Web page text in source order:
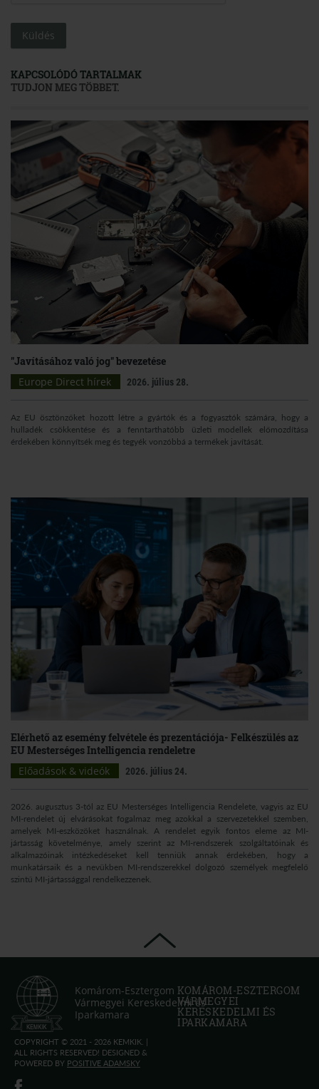
Küldés
KAPCSOLÓDÓ TARTALMAK
TUDJON MEG TÖBBET.
"Javításához való jog" bevezetése
Europe Direct hírek
2026. július 28.
Az EU ösztönzőket hozott létre a gyártók és a fogyasztók számára, hogy a
hulladék csökkentése és a fenntarthatóbb üzleti modellek előmozdítása
érdekében könnyítsék meg és tegyék vonzóbbá a termékek javítását.
Elérhető az esemény felvétele és prezentációja- Felkészülés az
EU Mesterséges Intelligencia rendeletre
Előadások & videók
2026. július 24.
2026. augusztus 3-tól az EU Mesterséges Intelligencia Rendelete, vagyis az EU
MI-rendelet új elvárásokat fogalmaz meg azokkal a szervezetekkel szemben,
amelyek MI-eszközöket használnak. A rendelet egyik fontos eleme az MI-
jártasság követelménye, amely szerint az MI-rendszerek szolgáltatóinak és
alkalmazóinak intézkedéseket kell tenniük annak érdekében, hogy a
munkatársaik és a nevükben MI-rendszerekkel dolgozó személyek megfelelő
szintű MI-jártassággal rendelkezzenek.
Komárom-Esztergom
Vármegyei Kereskedelmi és
Iparkamara
COPYRIGHT © 2021 - 2026 KEMKIK. |
ALL RIGHTS RESERVED! DESIGNED &
POWERED BY POSITIVE ADAMSKY
KOMÁROM-ESZTERGOM
VÁRMEGYEI
KERESKEDELMI ÉS
IPARKAMARA